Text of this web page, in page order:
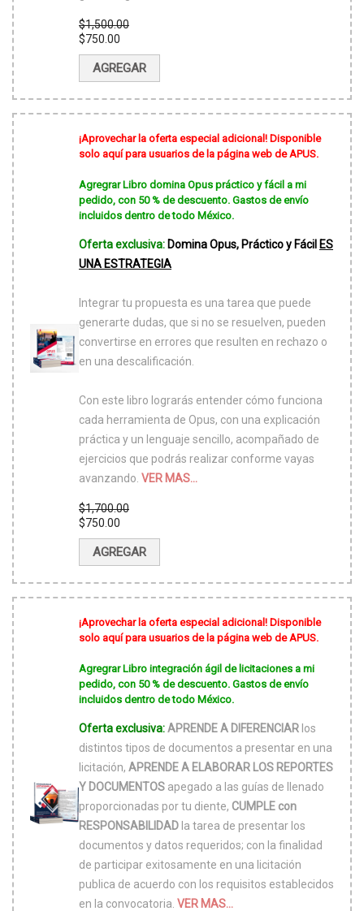
$1,500.00
El
original
era:
$1,500.00.
$750.00
precio
actual
es:
AGREGAR
¡Aprovechar la oferta especial adicional! Disponible
solo aquí para usuarios de la página web de APUS.
Agregrar Libro domina Opus práctico y fácil a mi
pedido, con 50 % de descuento. Gastos de envío
incluidos dentro de todo México.
Oferta exclusiva: Domina Opus, Práctico y Fácil ES
UNA ESTRATEGIA
Integrar tu propuesta es una tarea que puede
generarte dudas, que si no se resuelven, pueden
convertirse en errores que resulten en rechazo o
en una descalificación.
Con este libro lograrás entender cómo funciona
cada herramienta de Opus, con una explicación
práctica y un lenguaje sencillo, acompañado de
ejercicios que podrás realizar conforme vayas
avanzando. VER MAS...
$1,700.00
El
original
era:
$1,700.00.
$750.00
precio
actual
es:
AGREGAR
¡Aprovechar la oferta especial adicional! Disponible
solo aquí para usuarios de la página web de APUS.
Agregrar Libro integración ágil de licitaciones a mi
pedido, con 50 % de descuento. Gastos de envío
incluidos dentro de todo México.
Oferta exclusiva:APRENDE A DIFERENCIAR los
distintos tipos de documentos a presentar en una
licitación, APRENDE A ELABORAR LOS REPORTES
Y DOCUMENTOS apegado a las guías de llenado
proporcionadas por tu diente, CUMPLE con
RESPONSABILIDAD la tarea de presentar los
documentos y datos requeridos; con la finalidad
de participar exitosamente en una licitación
publica de acuerdo con los requisitos establecidos
en la convocatoria. VER MAS...